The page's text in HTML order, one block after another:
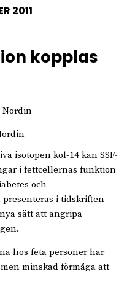
2011
kopplas
isotopen kol-14 kan SSF-
i fettcellernas funktion
och
i tidskriften
sätt att angripa
hos feta personer har
minskad förmåga att